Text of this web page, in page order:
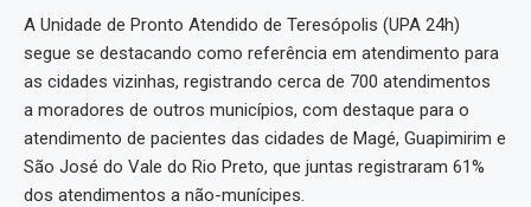
A Unidade de Pronto Atendido de Teresópolis (UPA 24h)
segue se destacando como referência em atendimento para
as cidades vizinhas, registrando cerca de 700 atendimentos
a moradores de outros municípios, com destaque para o
atendimento de pacientes das cidades de Magé, Guapimirim e
São José do Vale do Rio Preto, que juntas registraram 61%
dos atendimentos a não-munícipes.